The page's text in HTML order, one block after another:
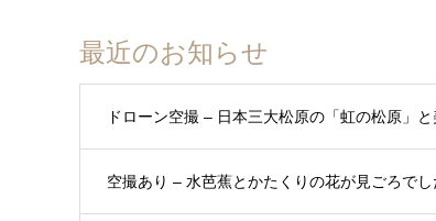
最近のお知らせ
ドローン空撮 – 日本三大松原の「虹の松原」
空撮あり – 水芭蕉とかたくりの花が見ごろで